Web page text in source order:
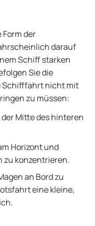
der
darauf
Schiff starken
Sie die
Schifffahrt nicht mit
zu müssen:
Mitte des hinteren
Horizont und
zu konzentrieren.
an Bord zu
eine kleine,